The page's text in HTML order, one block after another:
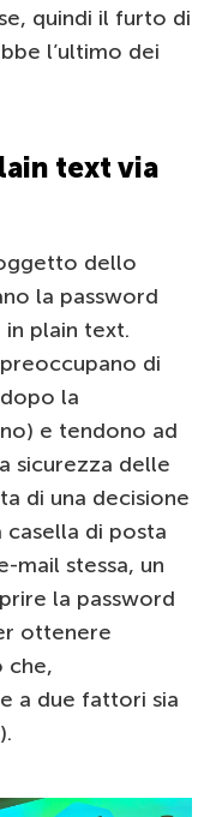
quindi il furto di
l’ultimo dei
text via
dello
la password
plain text.
di
la
e tendono ad
sicurezza delle
di una decisione
casella di posta
mail stessa, un
la password
ottenere
che,
a due fattori sia